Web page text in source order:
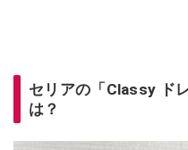
セリアの「Classy ド
は？